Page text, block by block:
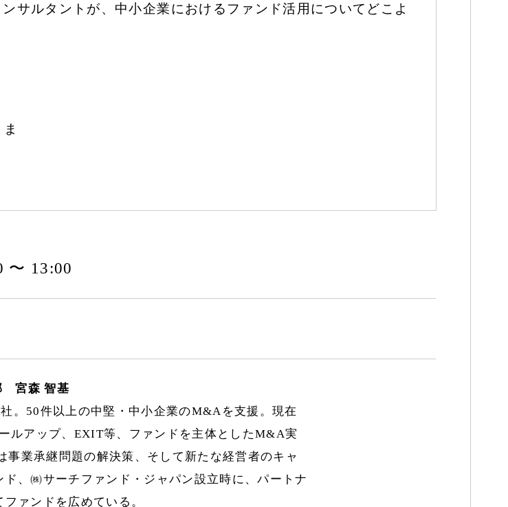
サルタントが、中小企業におけるファンド活用についてどこよ
〜 13:00
宮森 智基
。50件以上の中堅・中小企業のM&Aを支援。現在
ルアップ、EXIT等、ファンドを主体としたM&A実
事業承継問題の解決策、そして新たな経営者のキャ
、㈱サーチファンド・ジャパン設立時に、パートナ
ァンドを広めている。​